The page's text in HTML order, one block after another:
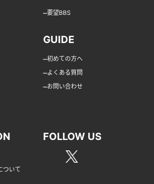
–要望BBS
GUIDE
–初めての方へ
–よくある質問
–お問い合わせ
ついて
FOLLOW US